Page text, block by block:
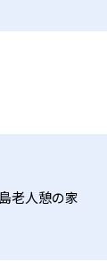
老人憩の家